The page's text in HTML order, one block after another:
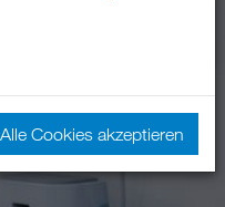
Alle Cookies akzeptieren